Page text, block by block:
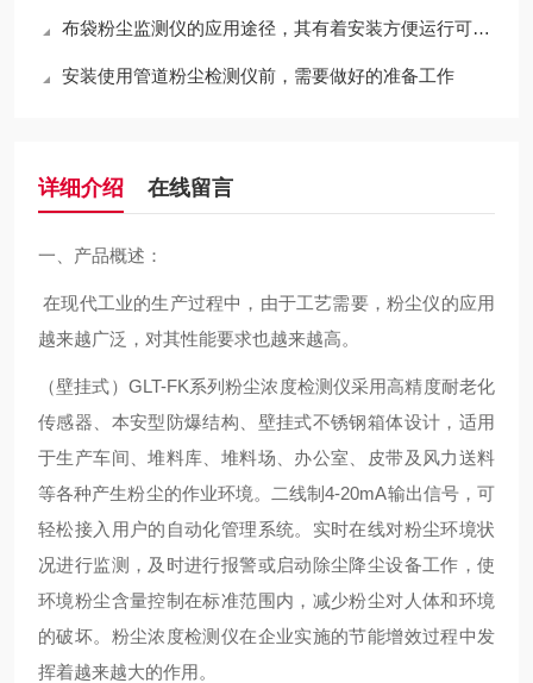
布袋粉尘监测仪的应用途径，其有着安装方便运行可靠的特点
安装使用管道粉尘检测仪前，需要做好的准备工作
详细介绍 在线留言
一、产品概述：
在现代工业的生产过程中，由于工艺需要，粉尘仪的应用
越来越广泛，对其性能要求也越来越高。
（壁挂式）GLT-FK系列粉尘浓度检测仪采用高精度耐老化
传感器、本安型防爆结构、壁挂式不锈钢箱体设计，适用
于生产车间、堆料库、堆料场、办公室、皮带及风力送料
等各种产生粉尘的作业环境。二线制4-20mA输出信号，可
轻松接入用户的自动化管理系统。实时在线对粉尘环境状
况进行监测，及时进行报警或启动除尘降尘设备工作，使
环境粉尘含量控制在标准范围内，减少粉尘对人体和环境
的破坏。粉尘浓度检测仪在企业实施的节能增效过程中发
挥着越来越大的作用。